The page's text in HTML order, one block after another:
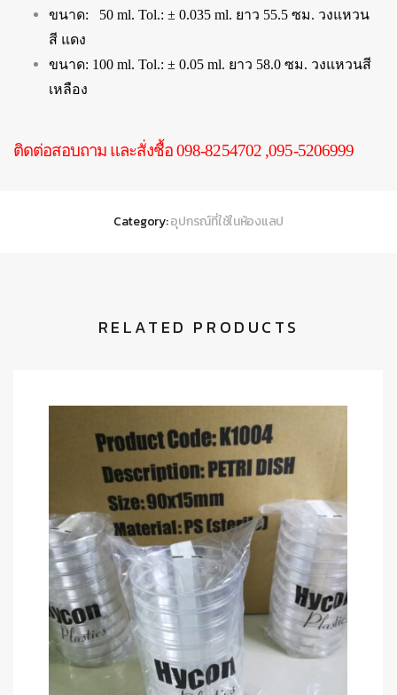
ขนาด: 50 ml. Tol.: ± 0.035 ml. ยาว 55.5 ซม. วงแหวน
สี แดง
ขนาด: 100 ml. Tol.: ± 0.05 ml. ยาว 58.0 ซม. วงแหวนสี
เหลือง
ติดต่อสอบถาม และสั่งชื้อ 098-8254702 ,095-5206999
Category:อุปกรณ์ที่ใช้ในห้องแลป
RELATED PRODUCTS